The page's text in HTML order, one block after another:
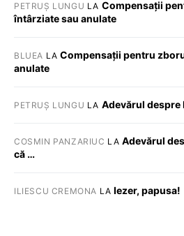
PETRUȘ LUNGU LA Compensații
întârziate sau anulate
BLUEA LACompensații pentru
anulate
PETRUȘ LUNGU LA Adevărul despre
COSMIN PANZARIUC LA Adevărul
că …
ILIESCU CREMONA LA Iezer, papusa!